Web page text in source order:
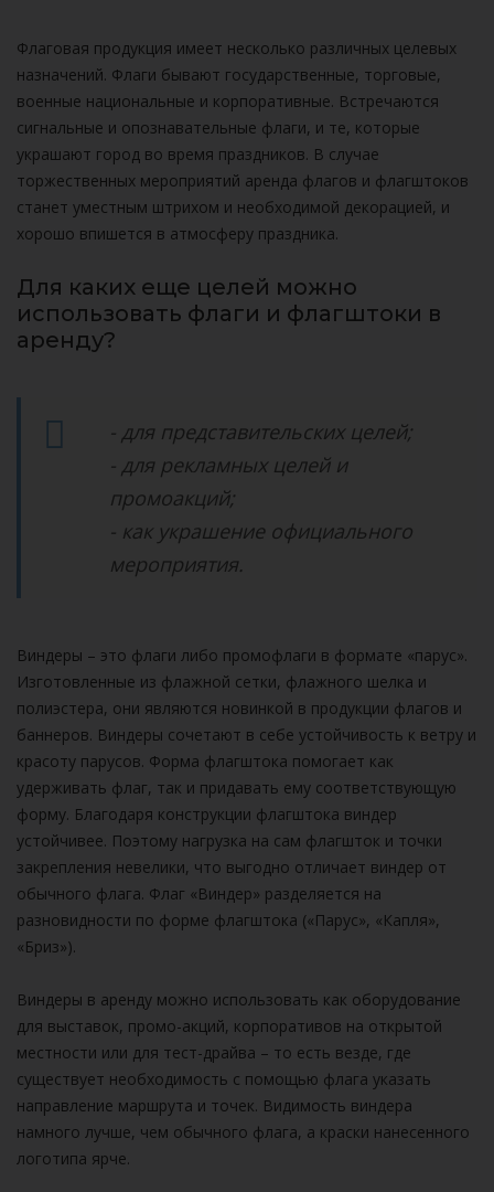
Флаговая продукция имеет несколько различных целевых
назначений. Флаги бывают государственные, торговые,
военные национальные и корпоративные. Встречаются
сигнальные и опознавательные флаги, и те, которые
украшают город во время праздников. В случае
торжественных мероприятий аренда флагов и флагштоков
станет уместным штрихом и необходимой декорацией, и
хорошо впишется в атмосферу праздника.
Для каких еще целей можно
использовать флаги и флагштоки в
аренду?
- для представительских целей;
- для рекламных целей и
промоакций;
- как украшение официального
мероприятия.
Виндеры – это флаги либо промофлаги в формате «парус».
Изготовленные из флажной сетки, флажного шелка и
полиэстера, они являются новинкой в продукции флагов и
баннеров. Виндеры сочетают в себе устойчивость к ветру и
красоту парусов. Форма флагштока помогает как
удерживать флаг, так и придавать ему соответствующую
форму. Благодаря конструкции флагштока виндер
устойчивее. Поэтому нагрузка на сам флагшток и точки
закрепления невелики, что выгодно отличает виндер от
обычного флага. Флаг «Виндер» разделяется на
разновидности по форме флагштока («Парус», «Капля»,
«Бриз»).
Виндеры в аренду можно использовать как оборудование
для выставок, промо-акций, корпоративов на открытой
местности или для тест-драйва – то есть везде, где
существует необходимость с помощью флага указать
направление маршрута и точек. Видимость виндера
намного лучше, чем обычного флага, а краски нанесенного
логотипа ярче.